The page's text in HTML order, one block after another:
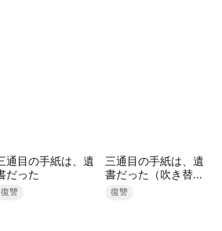
通目の手紙は、遺
だった
復讐
三通目の手紙は、遺
書だった（吹き替
え）
復讐